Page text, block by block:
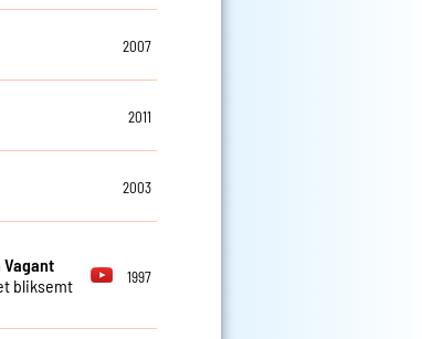
2007
2011
2003
Vagant
bliksemt
1997